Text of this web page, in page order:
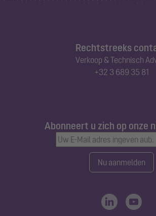
Rechtstreeks
Verkoop & Technisch
+32 3 689 35 81
Abonneert u zich op onze
Nu aanmelden